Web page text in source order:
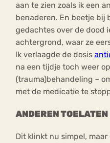
aan te zien zoals ik een
benaderen. En beetje bij
gedachtes over de dood
achtergrond, waar ze
Ik verlaagde de dosis
na een tijdje toch weer
(trauma)behandeling –
met de medicatie te
ANDEREN TOELATEN
Dit klinkt nu simpel,